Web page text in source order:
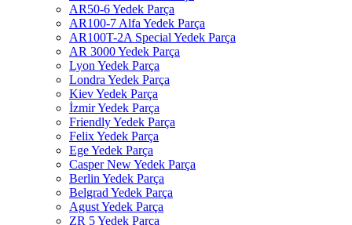
AR50-6 Yedek Parça
AR100-7 Alfa Yedek Parça
AR100T-2A Special Yedek Parça
AR 3000 Yedek Parça
Lyon Yedek Parça
Londra Yedek Parça
Kiev Yedek Parça
İzmir Yedek Parça
Friendly Yedek Parça
Felix Yedek Parça
Ege Yedek Parça
Casper New Yedek Parça
Berlin Yedek Parça
Belgrad Yedek Parça
Agust Yedek Parça
ZR 5 Yedek Parça